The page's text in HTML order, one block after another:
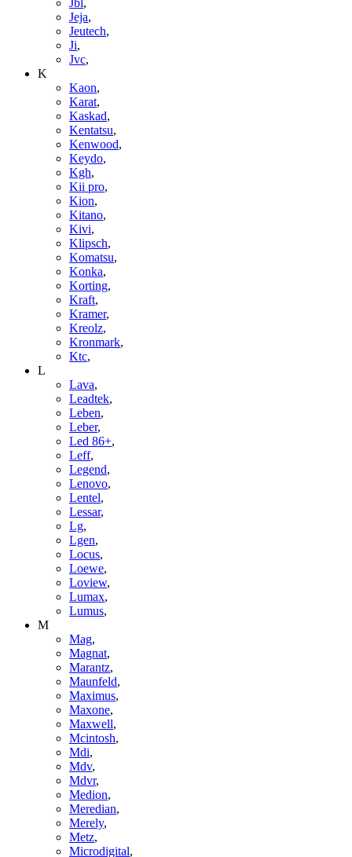
Jeja,
Jeutech,
Ji,
Jvc,
K
Kaon,
Karat,
Kaskad,
Kentatsu,
Kenwood,
Keydo,
Kgh,
Kii pro,
Kion,
Kitano,
Kivi,
Klipsch,
Komatsu,
Konka,
Korting,
Kraft,
Kramer,
Kreolz,
Kronmark,
Ktc,
L
Lava,
Leadtek,
Leben,
Leber,
Led 86+,
Leff,
Legend,
Lenovo,
Lentel,
Lessar,
Lg,
Lgen,
Locus,
Loewe,
Loview,
Lumax,
Lumus,
M
Mag,
Magnat,
Marantz,
Maunfeld,
Maximus,
Maxone,
Maxwell,
Mcintosh,
Mdi,
Mdv,
Mdvr,
Medion,
Meredian,
Merely,
Metz,
Microdigital,